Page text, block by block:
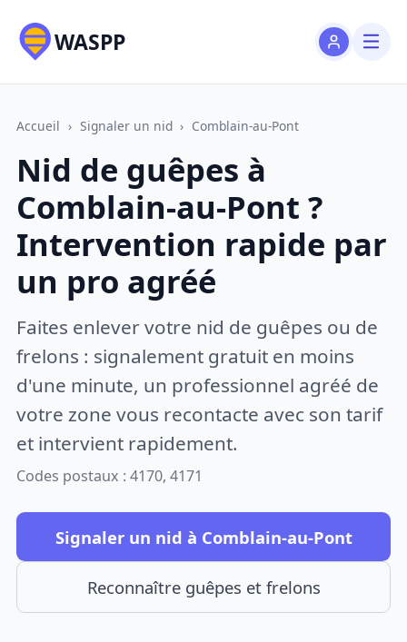
WASPP
Accueil › Signaler un nid › Comblain-au-Pont
Nid de guêpes à
Comblain-au-Pont ?
Intervention rapide par
un pro agréé
Faites enlever votre nid de guêpes ou de
frelons : signalement gratuit en moins
d'une minute, un professionnel agréé de
votre zone vous recontacte avec son tarif
et intervient rapidement.
Codes postaux : 4170, 4171
Signaler un nid à Comblain-au-Pont
Reconnaître guêpes et frelons